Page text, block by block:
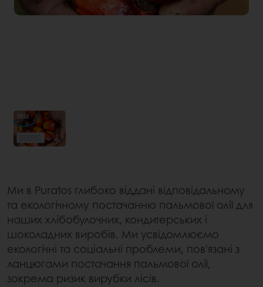
Ми в Puratos глибоко віддані відповідальному
та екологічному постачанню пальмової олії для
наших хлібобулочних, кондитерських і
шоколадних виробів. Ми усвідомлюємо
екологічні та соціальні проблеми, пов'язані з
ланцюгами постачання пальмової олії,
зокрема ризик вирубки лісів.